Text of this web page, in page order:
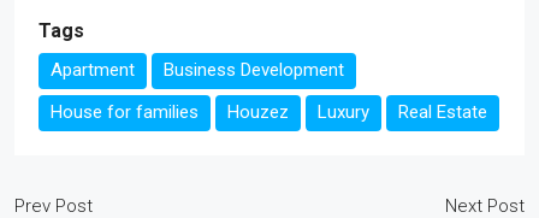
Tags
Apartment
Business Development
House for families
Houzez Luxury Real Estate
Prev Post
Next Post